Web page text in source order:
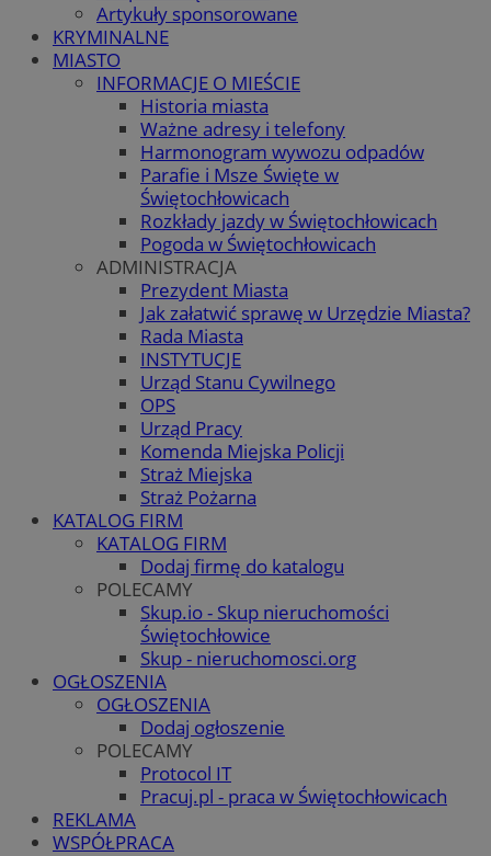
Artykuły sponsorowane
KRYMINALNE
MIASTO
INFORMACJE O MIEŚCIE
Historia miasta
Ważne adresy i telefony
Harmonogram wywozu odpadów
Parafie i Msze Święte w
Świętochłowicach
Rozkłady jazdy w Świętochłowicach
Pogoda w Świętochłowicach
ADMINISTRACJA
Prezydent Miasta
Jak załatwić sprawę w Urzędzie Miasta?
Rada Miasta
INSTYTUCJE
Urząd Stanu Cywilnego
OPS
Urząd Pracy
Komenda Miejska Policji
Straż Miejska
Straż Pożarna
KATALOG FIRM
KATALOG FIRM
Dodaj firmę do katalogu
POLECAMY
Skup.io - Skup nieruchomości
Świętochłowice
Skup - nieruchomosci.org
OGŁOSZENIA
OGŁOSZENIA
Dodaj ogłoszenie
POLECAMY
Protocol IT
Pracuj.pl - praca w Świętochłowicach
REKLAMA
WSPÓŁPRACA